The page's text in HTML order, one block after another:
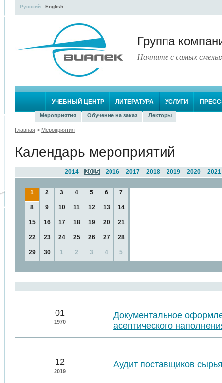
Группа
Начните с самых
Русский English
УЧЕБНЫЙ ЦЕНТР ЛИТЕРАТУРА УСЛУГИ
Мероприятия Обучение на заказ Лекторы
Главная > Мероприятия
Календарь мероприятий
2021
2020
2019
2018
2017
2016
2015
2014
1 2 3 4 5 6 7
8 9 10 11 12 13 14
15 16 17 18 19 20 21
22 23 24 25 26 27 28
29 30 1 2 3 4 5
01
1970
Документальное
асептического
12
2019
Аудит поставщиков